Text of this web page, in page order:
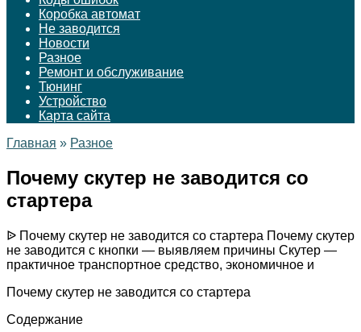
Коробка автомат
Не заводится
Новости
Разное
Ремонт и обслуживание
Тюнинг
Устройство
Карта сайта
Главная » Разное
Почему скутер не заводится со
стартера
ᐉ Почему скутер не заводится со стартера Почему скутер
не заводится с кнопки — выявляем причины Скутер —
практичное транспортное средство, экономичное и
Почему скутер не заводится со стартера
Содержание